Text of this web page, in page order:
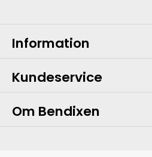
Information
Kundeservice
Om Bendixen